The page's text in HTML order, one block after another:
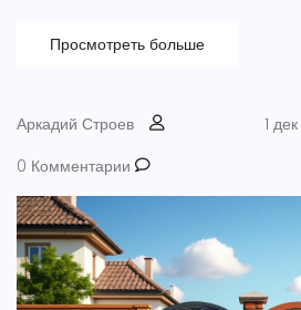
следует учитывать при выборе
климатические условия и личные
вариант для вашего участка.
Просмотреть больше
Аркадий Строев
1
0 Комментарии